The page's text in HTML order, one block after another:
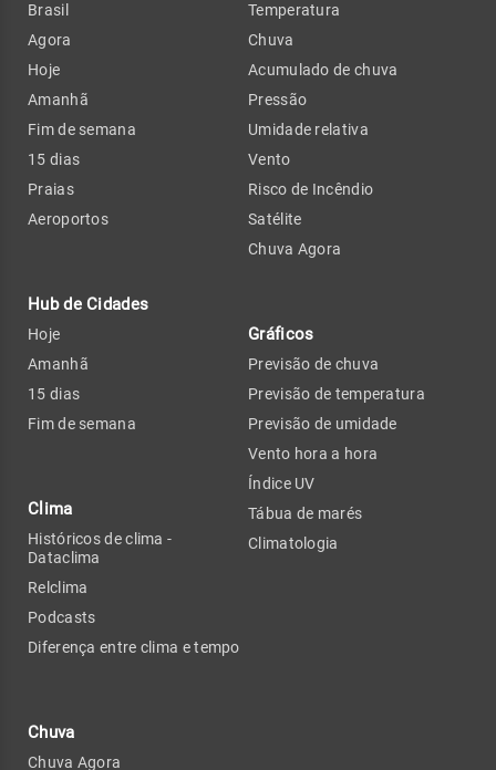
Brasil
Agora
Hoje
Amanhã
Fim de semana
15 dias
Praias
Aeroportos
Hub de Cidades
Hoje
Amanhã
15 dias
Fim de semana
Clima
Históricos de clima -
Dataclima
Relclima
Podcasts
Diferença entre clima e tempo
Chuva
Chuva Agora
Temperatura
Chuva
Acumulado de chuva
Pressão
Umidade relativa
Vento
Risco de Incêndio
Satélite
Chuva Agora
Gráficos
Previsão de chuva
Previsão de temperatura
Previsão de umidade
Vento hora a hora
Índice UV
Tábua de marés
Climatologia